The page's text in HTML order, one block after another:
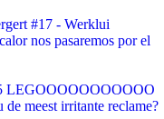
#17 - Werklui
nos pasaremos por el
LEGOOOOOOOOOOO
meest irritante reclame?